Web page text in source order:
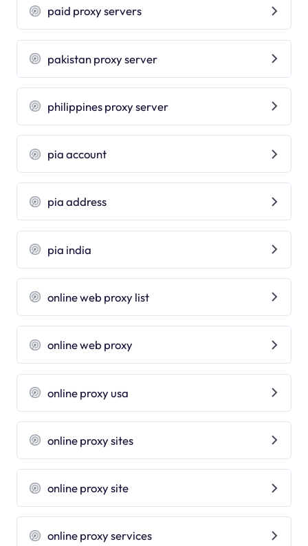
paid proxy servers
pakistan proxy server
philippines proxy server
pia account
pia address
pia india
online web proxy list
online web proxy
online proxy usa
online proxy sites
online proxy site
online proxy services